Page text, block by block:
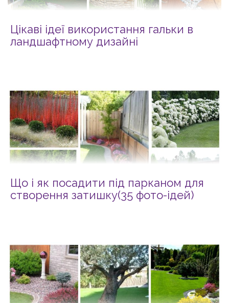
Цікаві ідеї використання гальки в
ландшафтному дизайні
Що і як посадити під парканом для
створення затишку(35 фото-ідей)